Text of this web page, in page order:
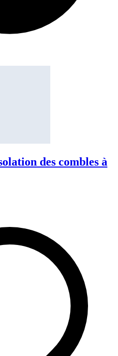
des combles à